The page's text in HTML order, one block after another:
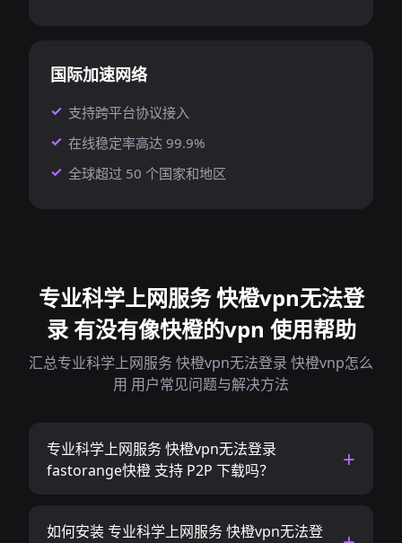
国际加速网络
支持跨平台协议接入
在线稳定率高达 99.9%
全球超过 50 个国家和地区
专业科学上网服务 快橙vpn无法登
录 有没有像快橙的vpn 使用帮助
汇总专业科学上网服务 快橙vpn无法登录 快橙vnp怎么
用 用户常见问题与解决方法
专业科学上网服务 快橙vpn无法登录
fastorange快橙 支持 P2P 下载吗？
如何安装 专业科学上网服务 快橙vpn无法登